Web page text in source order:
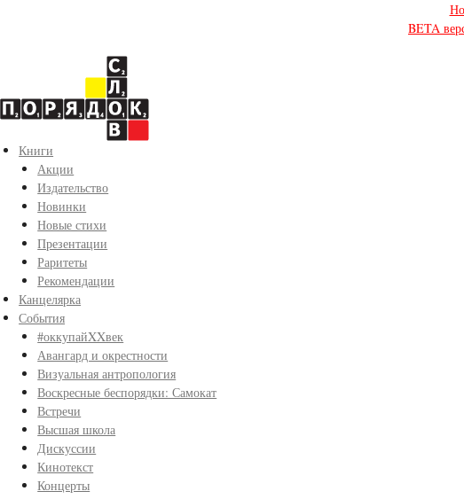
BETA
Книги
Акции
Издательство
Новинки
Новые стихи
Презентации
Раритеты
Рекомендации
Канцелярка
События
#оккупайXXвек
Авангард и окрестности
Визуальная антропология
Воскресные беспорядки: Самокат
Встречи
Высшая школа
Дискуссии
Кинотекст
Концерты